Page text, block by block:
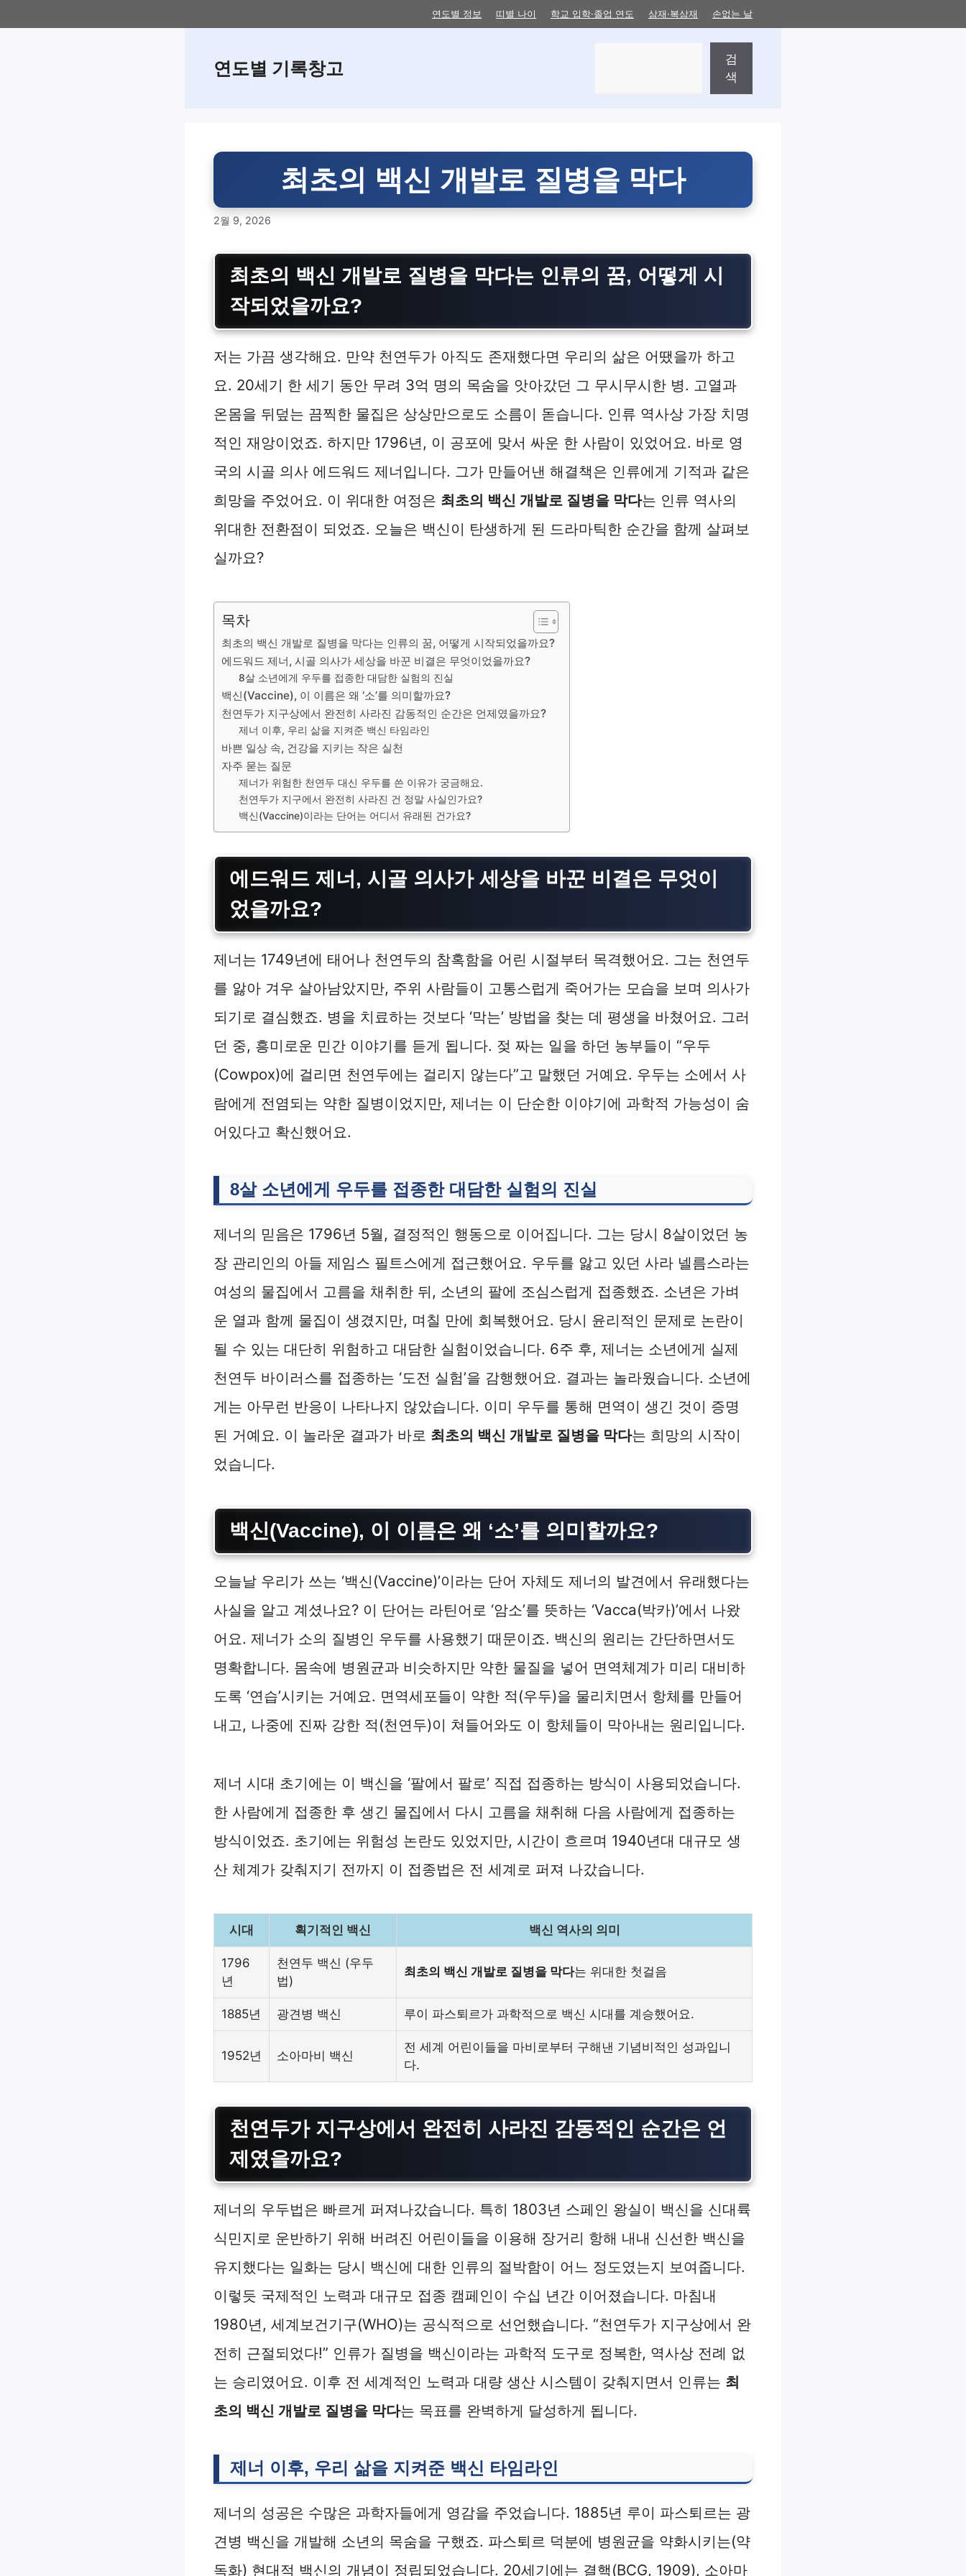
to
연도별 정보 띠별 나이 학교 입학·졸업 연도 삼재·복삼재 손없는 날
연도별 기록창고
검
색
최초의 백신 개발로 질병을 막다
2월 9, 2026
최초의 백신 개발로 질병을 막다는 인류의 꿈, 어떻게 시
작되었을까요?
저는 가끔 생각해요. 만약 천연두가 아직도 존재했다면 우리의 삶은 어땠을까 하고
요. 20세기 한 세기 동안 무려 3억 명의 목숨을 앗아갔던 그 무시무시한 병. 고열과
온몸을 뒤덮는 끔찍한 물집은 상상만으로도 소름이 돋습니다. 인류 역사상 가장 치명
적인 재앙이었죠. 하지만 1796년, 이 공포에 맞서 싸운 한 사람이 있었어요. 바로 영
국의 시골 의사 에드워드 제너입니다. 그가 만들어낸 해결책은 인류에게 기적과 같은
희망을 주었어요. 이 위대한 여정은 최초의 백신 개발로 질병을 막다는 인류 역사의
위대한 전환점이 되었죠. 오늘은 백신이 탄생하게 된 드라마틱한 순간을 함께 살펴보
실까요?
목차
최초의 백신 개발로 질병을 막다는 인류의 꿈, 어떻게 시작되었을까요?
에드워드 제너, 시골 의사가 세상을 바꾼 비결은 무엇이었을까요?
8살 소년에게 우두를 접종한 대담한 실험의 진실
백신(Vaccine), 이 이름은 왜 ‘소’를 의미할까요?
천연두가 지구상에서 완전히 사라진 감동적인 순간은 언제였을까요?
제너 이후, 우리 삶을 지켜준 백신 타임라인
바쁜 일상 속, 건강을 지키는 작은 실천
자주 묻는 질문
제너가 위험한 천연두 대신 우두를 쓴 이유가 궁금해요.
천연두가 지구에서 완전히 사라진 건 정말 사실인가요?
백신(Vaccine)이라는 단어는 어디서 유래된 건가요?
에드워드 제너, 시골 의사가 세상을 바꾼 비결은 무엇이
었을까요?
제너는 1749년에 태어나 천연두의 참혹함을 어린 시절부터 목격했어요. 그는 천연두
를 앓아 겨우 살아남았지만, 주위 사람들이 고통스럽게 죽어가는 모습을 보며 의사가
되기로 결심했죠. 병을 치료하는 것보다 ‘막는’ 방법을 찾는 데 평생을 바쳤어요. 그러
던 중, 흥미로운 민간 이야기를 듣게 됩니다. 젖 짜는 일을 하던 농부들이 “우두
(Cowpox)에 걸리면 천연두에는 걸리지 않는다”고 말했던 거예요. 우두는 소에서 사
람에게 전염되는 약한 질병이었지만, 제너는 이 단순한 이야기에 과학적 가능성이 숨
어있다고 확신했어요.
8살 소년에게 우두를 접종한 대담한 실험의 진실
제너의 믿음은 1796년 5월, 결정적인 행동으로 이어집니다. 그는 당시 8살이었던 농
장 관리인의 아들 제임스 필트스에게 접근했어요. 우두를 앓고 있던 사라 넬름스라는
여성의 물집에서 고름을 채취한 뒤, 소년의 팔에 조심스럽게 접종했죠. 소년은 가벼
운 열과 함께 물집이 생겼지만, 며칠 만에 회복했어요. 당시 윤리적인 문제로 논란이
될 수 있는 대단히 위험하고 대담한 실험이었습니다. 6주 후, 제너는 소년에게 실제
천연두 바이러스를 접종하는 ‘도전 실험’을 감행했어요. 결과는 놀라웠습니다. 소년에
게는 아무런 반응이 나타나지 않았습니다. 이미 우두를 통해 면역이 생긴 것이 증명
된 거예요. 이 놀라운 결과가 바로 최초의 백신 개발로 질병을 막다는 희망의 시작이
었습니다.
백신(Vaccine), 이 이름은 왜 ‘소’를 의미할까요?
오늘날 우리가 쓰는 ‘백신(Vaccine)’이라는 단어 자체도 제너의 발견에서 유래했다는
사실을 알고 계셨나요? 이 단어는 라틴어로 ‘암소’를 뜻하는 ‘Vacca(박카)’에서 나왔
어요. 제너가 소의 질병인 우두를 사용했기 때문이죠. 백신의 원리는 간단하면서도
명확합니다. 몸속에 병원균과 비슷하지만 약한 물질을 넣어 면역체계가 미리 대비하
도록 ‘연습’시키는 거예요. 면역세포들이 약한 적(우두)을 물리치면서 항체를 만들어
내고, 나중에 진짜 강한 적(천연두)이 쳐들어와도 이 항체들이 막아내는 원리입니다.
제너 시대 초기에는 이 백신을 ‘팔에서 팔로’ 직접 접종하는 방식이 사용되었습니다.
한 사람에게 접종한 후 생긴 물집에서 다시 고름을 채취해 다음 사람에게 접종하는
방식이었죠. 초기에는 위험성 논란도 있었지만, 시간이 흐르며 1940년대 대규모 생
산 체계가 갖춰지기 전까지 이 접종법은 전 세계로 퍼져 나갔습니다.
시대 획기적인 백신 백신 역사의 의미
1796
년
천연두 백신 (우두
법)
최초의 백신 개발로 질병을 막다는 위대한 첫걸음
1885년 광견병 백신 루이 파스퇴르가 과학적으로 백신 시대를 계승했어요.
1952년 소아마비 백신
전 세계 어린이들을 마비로부터 구해낸 기념비적인 성과입니
다.
천연두가 지구상에서 완전히 사라진 감동적인 순간은 언
제였을까요?
제너의 우두법은 빠르게 퍼져나갔습니다. 특히 1803년 스페인 왕실이 백신을 신대륙
식민지로 운반하기 위해 버려진 어린이들을 이용해 장거리 항해 내내 신선한 백신을
유지했다는 일화는 당시 백신에 대한 인류의 절박함이 어느 정도였는지 보여줍니다.
이렇듯 국제적인 노력과 대규모 접종 캠페인이 수십 년간 이어졌습니다. 마침내
1980년, 세계보건기구(WHO)는 공식적으로 선언했습니다. “천연두가 지구상에서 완
전히 근절되었다!” 인류가 질병을 백신이라는 과학적 도구로 정복한, 역사상 전례 없
는 승리였어요. 이후 전 세계적인 노력과 대량 생산 시스템이 갖춰지면서 인류는 최
초의 백신 개발로 질병을 막다는 목표를 완벽하게 달성하게 됩니다.
제너 이후, 우리 삶을 지켜준 백신 타임라인
제너의 성공은 수많은 과학자들에게 영감을 주었습니다. 1885년 루이 파스퇴르는 광
견병 백신을 개발해 소년의 목숨을 구했죠. 파스퇴르 덕분에 병원균을 약화시키는(약
독화) 현대적 백신의 개념이 정립되었습니다. 20세기에는 결핵(BCG, 1909), 소아마